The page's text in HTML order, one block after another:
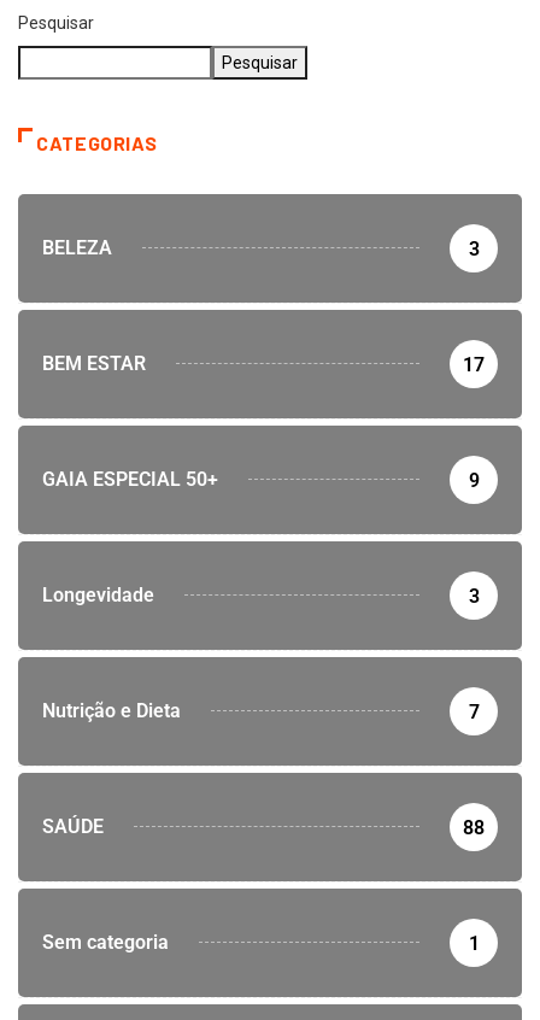
Pesquisar
Pesquisar
CATEGORIAS
BELEZA 3
BEM ESTAR 17
GAIA ESPECIAL 50+ 9
Longevidade 3
Nutrição e Dieta 7
SAÚDE 88
Sem categoria 1